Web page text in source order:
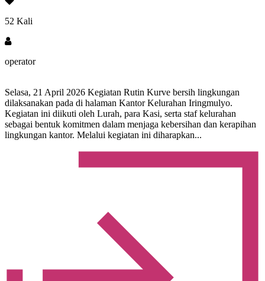
52 Kali
operator
Selasa, 21 April 2026 Kegiatan Rutin Kurve bersih lingkungan
dilaksanakan pada di halaman Kantor Kelurahan Iringmulyo.
Kegiatan ini diikuti oleh Lurah, para Kasi, serta staf kelurahan
sebagai bentuk komitmen dalam menjaga kebersihan dan kerapihan
lingkungan kantor. Melalui kegiatan ini diharapkan...